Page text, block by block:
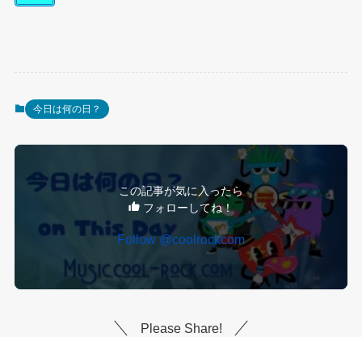
今日は何の日？
この記事が気に入ったら
フォローしてね！
Follow @coolrockcom
Please Share!